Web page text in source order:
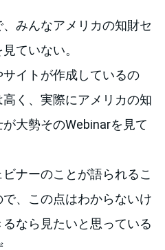
みんなアメリカの知財セ
ていない。
イトが作成しているの
く、実際にアメリカの知
大勢そのWebinarを見て
ナーのことが語られるこ
、この点はわからないけ
なら見たいと思っている